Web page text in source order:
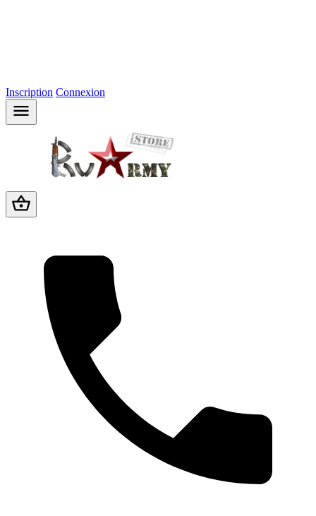
Inscription Connexion